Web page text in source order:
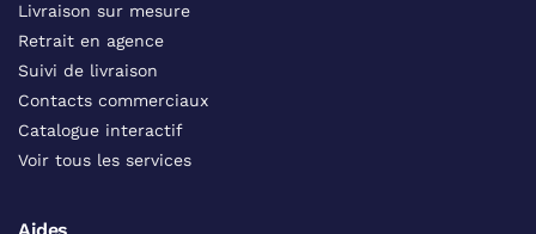
Livraison sur mesure
Retrait en agence
Suivi de livraison
Contacts commerciaux
Catalogue interactif
Voir tous les services